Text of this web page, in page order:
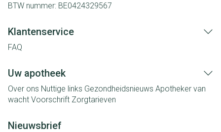
BTW nummer: BE0424329567
Klantenservice
FAQ
Uw apotheek
Over ons Nuttige links Gezondheidsnieuws Apotheker van
wacht Voorschrift Zorgtarieven
Nieuwsbrief